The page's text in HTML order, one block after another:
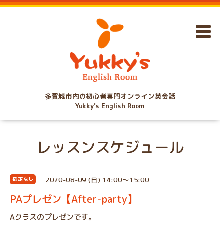
多賀城市内の初心者専門オンライン英会話
Yukky's English Room
レッスンスケジュール
指定なし 2020-08-09 (日) 14:00～15:00
PAプレゼン【After-party】
Aクラスのプレゼンです。